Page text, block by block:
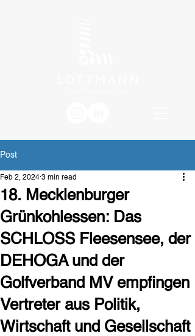
Post
18. Mecklenburger
Grünkohlessen: Das
SCHLOSS Fleesensee, der
DEHOGA und der
Golfverband MV empfingen
Vertreter aus Politik,
Wirtschaft und Gesellschaft
Feb 2, 2024 3 min read